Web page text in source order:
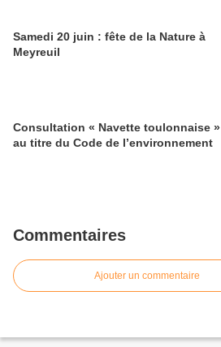
Samedi 20 juin : fête de la Nature à
Meyreuil
Consultation « Navette toulonnaise »
au titre du Code de l’environnement
Commentaires
Ajouter un commentaire